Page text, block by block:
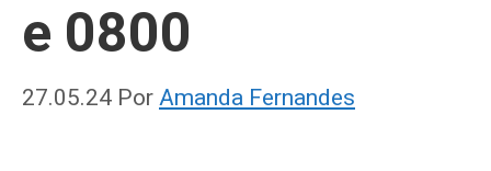
e 0800
27.05.24 Por Amanda Fernandes